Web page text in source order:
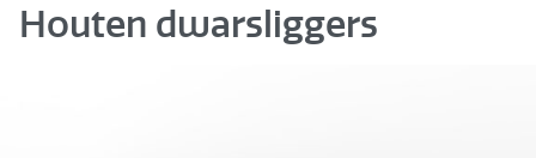
Houten dwarsliggers